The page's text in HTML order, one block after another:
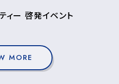
ィー 啓発イベント
MORE